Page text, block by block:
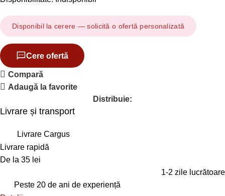
Disponibil la cerere — solicită o ofertă personalizată
Cere ofertă
Compară
Adaugă la favorite
Distribuie:
Livrare și transport
Livrare Cargus
Livrare rapidă
De la 35 lei
1-2 zile lucrătoare
Peste 20 de ani de experiență